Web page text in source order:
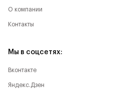
О компании
Контакты
Мы в соцсетях:
Вконтакте
Яндекс.Дзен